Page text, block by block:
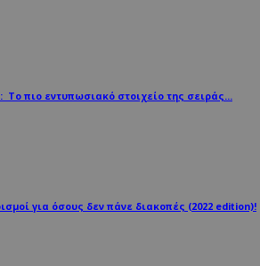
Το πιο εντυπωσιακό στοιχείο της σειράς…
για όσους δεν πάνε διακοπές (2022 edition)!